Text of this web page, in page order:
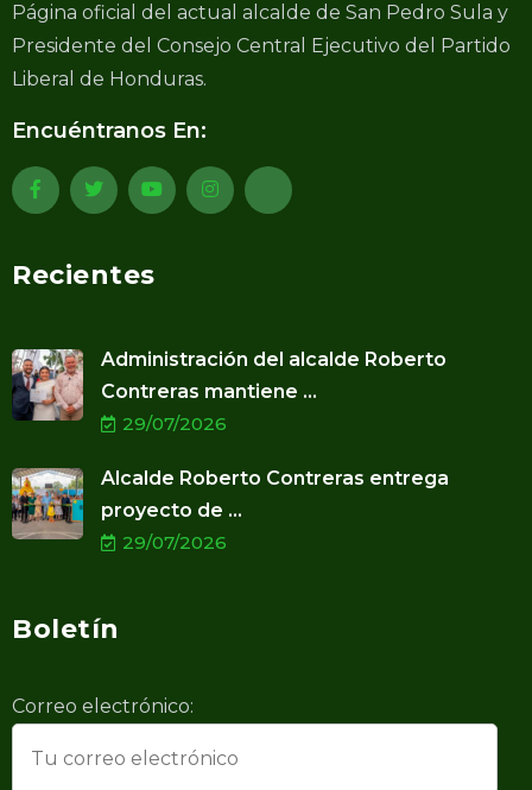
Página oficial del actual alcalde de San Pedro Sula y
Presidente del Consejo Central Ejecutivo del Partido
Liberal de Honduras.
Encuéntranos En:
Recientes
Administración del alcalde Roberto
Contreras mantiene ...
29/07/2026
Alcalde Roberto Contreras entrega
proyecto de ...
29/07/2026
Boletín
Correo electrónico: